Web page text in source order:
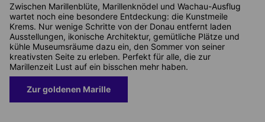
Zwischen Marillenblüte, Marillenknödel und Wachau-Ausflug
wartet noch eine besondere Entdeckung: die Kunstmeile
Krems. Nur wenige Schritte von der Donau entfernt laden
Ausstellungen, ikonische Architektur, gemütliche Plätze und
kühle Museumsräume dazu ein, den Sommer von seiner
kreativsten Seite zu erleben. Perfekt für alle, die zur
Marillenzeit Lust auf ein bisschen mehr haben.
Zur goldenen Marille